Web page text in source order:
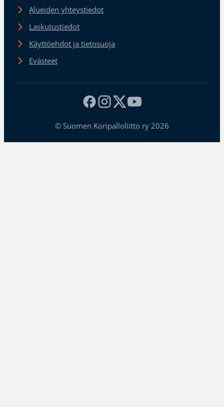
Alueiden yhteystiedot
Laskutustiedot
Käyttöehdot ja tietosuoja
Evästeet
© Suomen Koripalloliitto ry 2026